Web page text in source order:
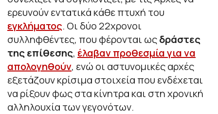
ερευνούν εντατικά κάθε πτυχή του
εγκλήματος. Οι δύο 22χρονοι
συλληφθέντες, που φέρονται ωςδράστες
της επίθεσης, έλαβαν προθεσμία για να
απολογηθούν, ενώ οι αστυνομικές αρχές
εξετάζουν κρίσιμα στοιχεία που ενδέχεται
να ρίξουν φως στα κίνητρα και στη χρονική
αλληλουχία των γεγονότων.